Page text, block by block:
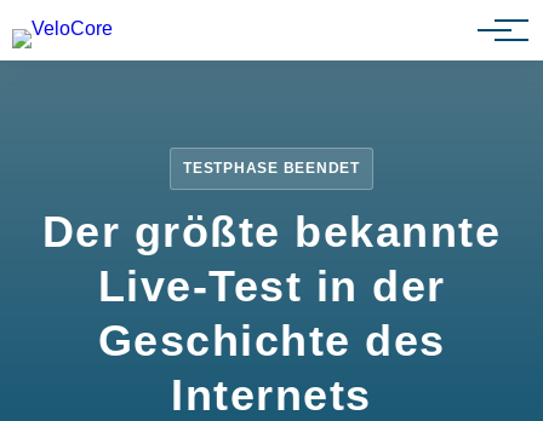
Partnerprogramm
TESTPHASE BEENDET
Der größte bekannte
Live-Test in der
Geschichte des
Internets